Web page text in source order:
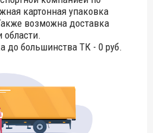
картонная упаковка
возможна доставка
до большинства ТК - 0 руб.